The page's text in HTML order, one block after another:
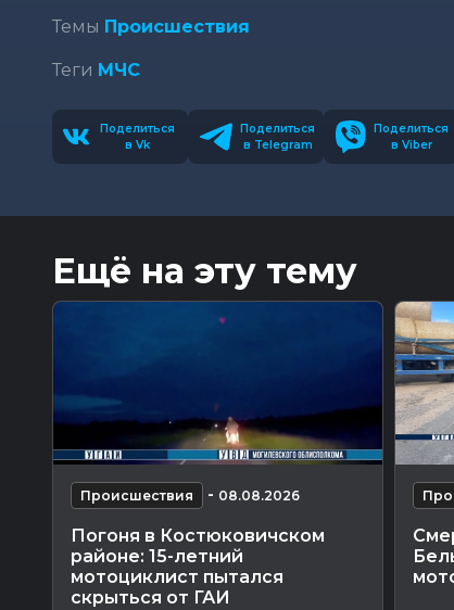
Темы Происшествия
Теги МЧС
Поделиться
в Vk
Поделиться
в Telegram
Поделиться
в Viber
Ещё на эту тему
Происшествия - 08.08.2026
Погоня в Костюковичском
районе: 15-летний
мотоциклист пытался
скрыться от ГАИ